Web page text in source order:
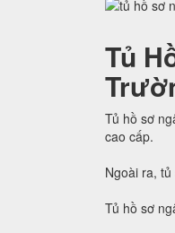
Tủ
Tủ hồ sơ
cao cấp.
Ngoài ra,
Tủ hồ sơ